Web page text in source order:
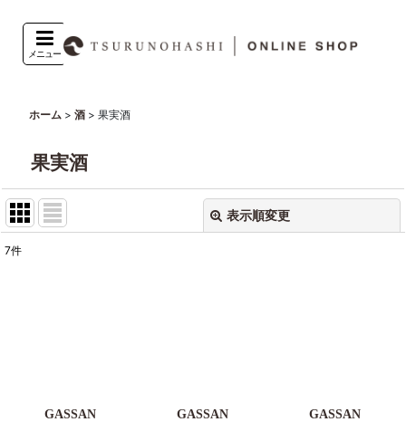
メニュー
ホーム > 酒 > 果実酒
果実酒
表示順変更
7件
GASSAN
GASSAN
GASSAN